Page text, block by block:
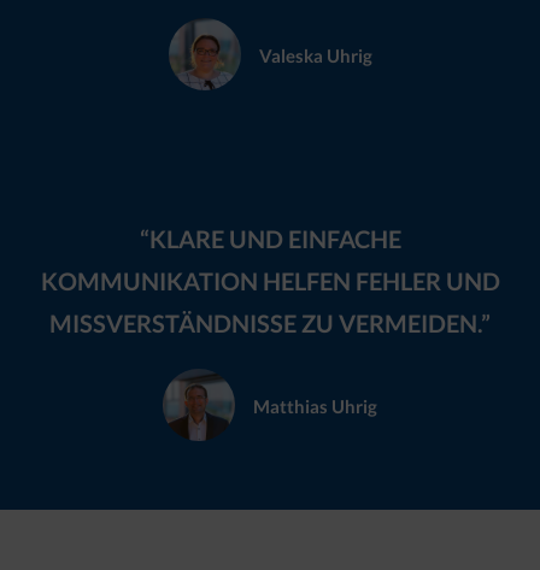
Valeska Uhrig
“KLARE UND EINFACHE
KOMMUNIKATION HELFEN FEHLER UND
MISSVERSTÄNDNISSE ZU VERMEIDEN.”
Matthias Uhrig